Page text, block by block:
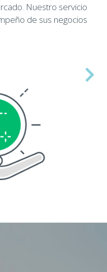
Nuestro servicio
de sus negocios